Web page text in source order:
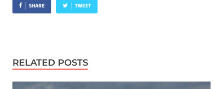
SHARE TWEET
RELATED POSTS